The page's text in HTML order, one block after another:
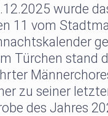
wurde
11 vom
Türchen stand
zu seiner
des Jahres